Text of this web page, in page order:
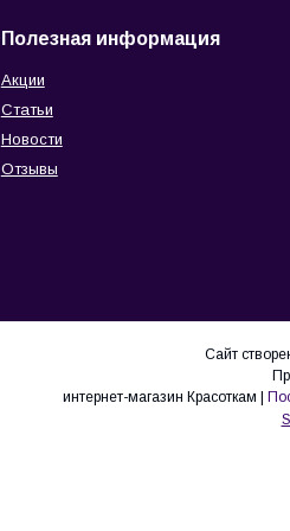
Полезная информация
Акции
Статьи
Новости
Отзывы
Сайт
интернет-магазин Красоткам |